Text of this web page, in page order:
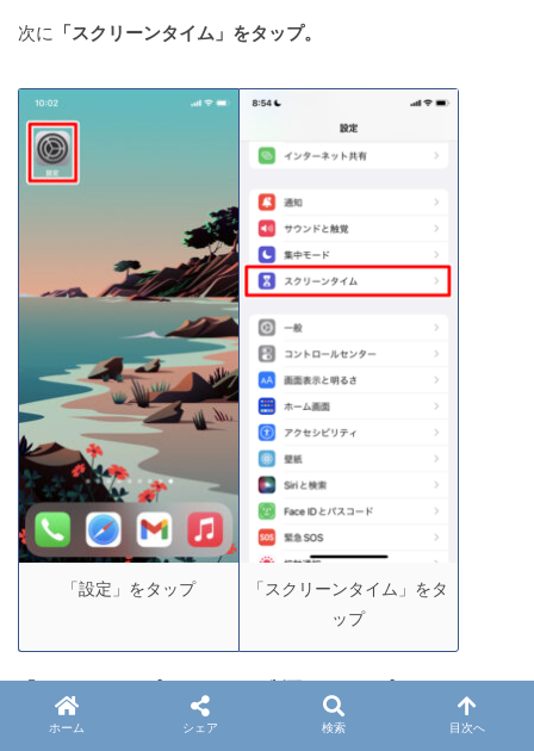
次に 「スクリーンタイム」をタップ。
「設定」をタップ
「スクリーンタイム」をタ
ップ
ホーム シェア 検索 目次へ